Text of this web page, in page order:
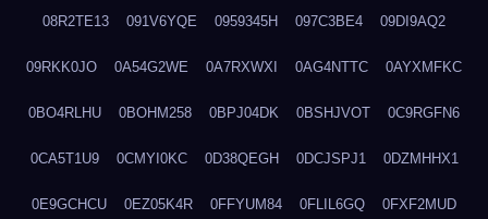
08R2TE13 091V6YQE 0959345H 097C3BE4 09DI9AQ2
09RKK0JO 0A54G2WE 0A7RXWXI 0AG4NTTC 0AYXMFKC
0BO4RLHU 0BOHM258 0BPJ04DK 0BSHJVOT 0C9RGFN6
0CA5T1U9 0CMYI0KC 0D38QEGH 0DCJSPJ1 0DZMHHX1
0E9GCHCU 0EZ05K4R 0FFYUM84 0FLIL6GQ 0FXF2MUD